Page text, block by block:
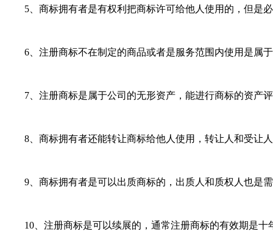
5、商标拥有者是有权利把商标许可给他人使用的，但是必
6、注册商标不在制定的商品或者是服务范围内使用是属
7、注册商标是属于公司的无形资产，能进行商标的资产
8、商标拥有者还能转让商标给他人使用，转让人和受让人
9、商标拥有者是可以出质商标的，出质人和质权人也是需
10、注册商标是可以续展的，通常注册商标的有效期是十